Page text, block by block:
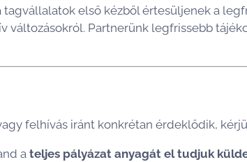
első kézből értesüljenek a
Partnerünk legfrissebb
felhívás iránt konkrétan érdeklődik,
a teljes pályázat anyagát el tudjuk